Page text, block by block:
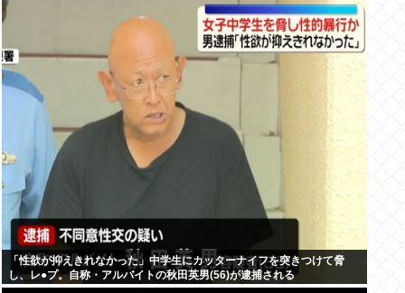
「性欲が抑えきれなかった」中学生にカッターナイフを突きつけて脅
し、レ●プ。自称・アルバイトの秋田英男(56)が逮捕される